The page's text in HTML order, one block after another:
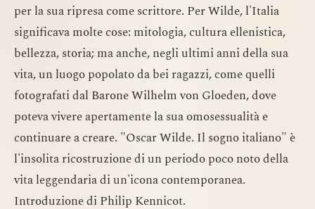
per la sua ripresa come scrittore. Per Wilde, l'Italia
significava molte cose: mitologia, cultura ellenistica,
bellezza, storia; ma anche, negli ultimi anni della sua
vita, un luogo popolato da bei ragazzi, come quelli
fotografati dal Barone Wilhelm von Gloeden, dove
poteva vivere apertamente la sua omosessualità e
continuare a creare. "Oscar Wilde. Il sogno italiano" è
l'insolita ricostruzione di un periodo poco noto della
vita leggendaria di un'icona contemporanea.
Introduzione di Philip Kennicot.